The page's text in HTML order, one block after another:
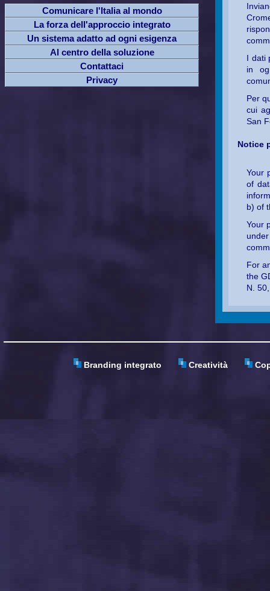
Comunicare l'Italia al mondo
La forza dell'approccio integrato
Un sistema adatto ad ogni esigenza
Al centro della soluzione
Contattaci
Privacy
I dati
in
Per
cui
San
Notice
Your
of
b) of
Your
For
the
N.
Branding integrato Creatività